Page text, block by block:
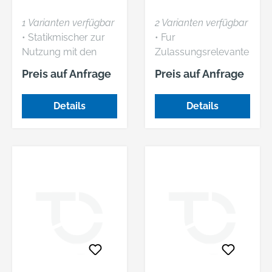
1 Varianten verfügbar
• Statikmischer zur
Nutzung mit den
Liquix-
Verbundmörteln •
Beutel à 25
Statikmischer
Preis auf Anfrage
Details
2 Varianten verfügbar
• Fur
Zulassungsrelevante
Befestigungen in
gerissenem und
ungerissenem Beton
und Mauerwerk • Zur
Kabeltrassen, Gittern
Preis auf Anfrage
Details